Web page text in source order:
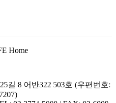
길 8 어반322 503호 (우편번호: